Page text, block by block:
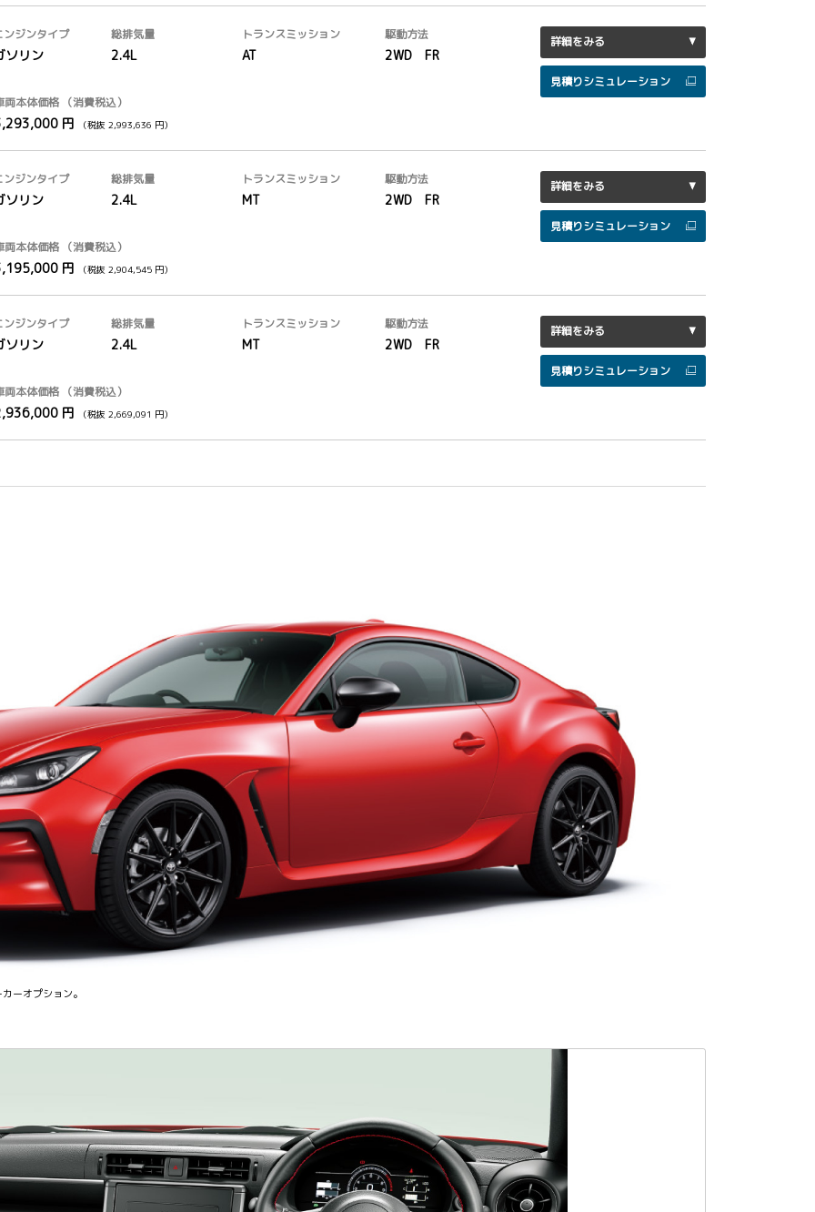
ンジンタイプ
ソリン
総排気量
2.4L
トランスミッション
AT
駆動方法
2WD FR
両本体価格 （消費税込）
円 （税抜 2,993,636 円）
詳細をみる
見積りシミュレーション
ンジンタイプ
ソリン
総排気量
2.4L
トランスミッション
MT
駆動方法
2WD FR
両本体価格 （消費税込）
円 （税抜 2,904,545 円）
詳細をみる
見積りシミュレーション
ンジンタイプ
ソリン
総排気量
2.4L
トランスミッション
MT
駆動方法
2WD FR
両本体価格 （消費税込）
円 （税抜 2,669,091 円）
詳細をみる
見積りシミュレーション
ーオプション。